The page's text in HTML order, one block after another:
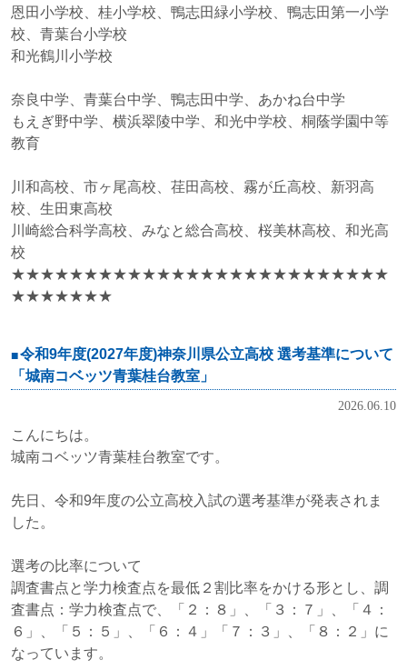
恩田小学校、桂小学校、鴨志田緑小学校、鴨志田第一小学
校、青葉台小学校
和光鶴川小学校
奈良中学、青葉台中学、鴨志田中学、あかね台中学
もえぎ野中学、横浜翠陵中学、和光中学校、桐蔭学園中等
教育
川和高校、市ヶ尾高校、荏田高校、霧が丘高校、新羽高
校、生田東高校
川崎総合科学高校、みなと総合高校、桜美林高校、和光高
校
★★★★★★★★★★★★★★★★★★★★★★★★★★
★★★★★★★
令和9年度(2027年度)神奈川県公立高校 選考基準について
「城南コベッツ青葉桂台教室」
2026.06.10
こんにちは。
城南コベッツ青葉桂台教室です。
先日、令和9年度の公立高校入試の選考基準が発表されま
した。
選考の比率について
調査書点と学力検査点を最低２割比率をかける形とし、調
査書点：学力検査点で、「２：８」、「３：７」、「４：
６」、「５：５」、「６：４」「７：３」、「８：２」に
なっています。